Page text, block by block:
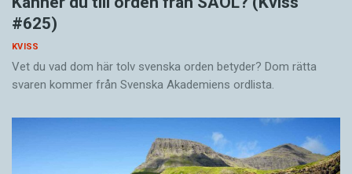
#625)
KVISS
Vet du vad dom här tolv svenska orden betyder? Dom rätta
svaren kommer från Svenska Akademiens ordlista.